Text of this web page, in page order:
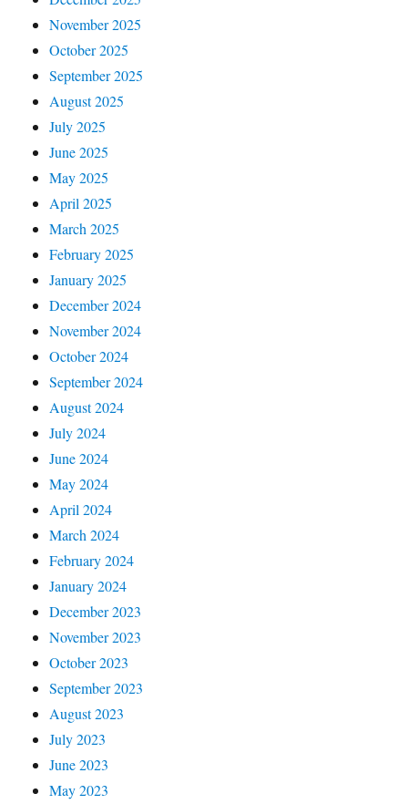
November 2025
October 2025
September 2025
August 2025
July 2025
June 2025
May 2025
April 2025
March 2025
February 2025
January 2025
December 2024
November 2024
October 2024
September 2024
August 2024
July 2024
June 2024
May 2024
April 2024
March 2024
February 2024
January 2024
December 2023
November 2023
October 2023
September 2023
August 2023
July 2023
June 2023
May 2023